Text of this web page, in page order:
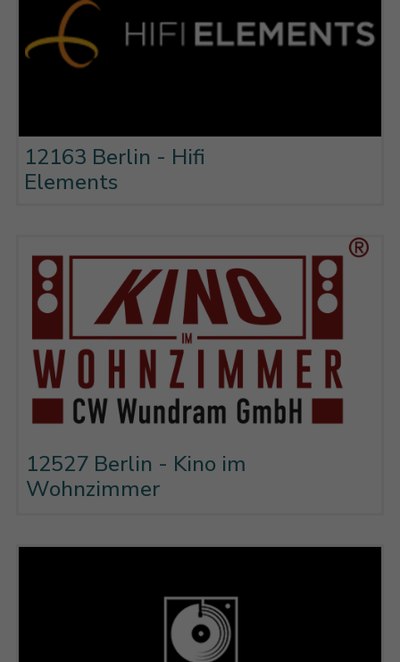
12163 Berlin - Hifi
Elements
12527 Berlin - Kino im
Wohnzimmer